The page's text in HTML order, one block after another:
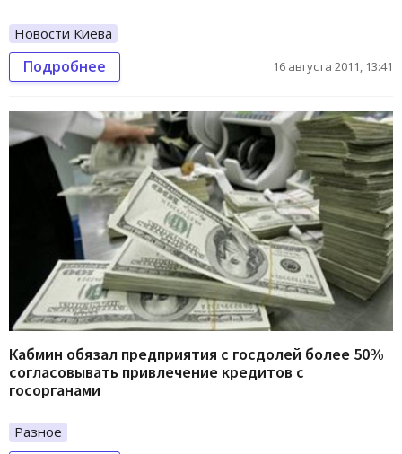
Новости Киева
Подробнее 16 августа 2011, 13:41
Кабмин обязал предприятия с госдолей более 50%
согласовывать привлечение кредитов с
госорганами
Разное